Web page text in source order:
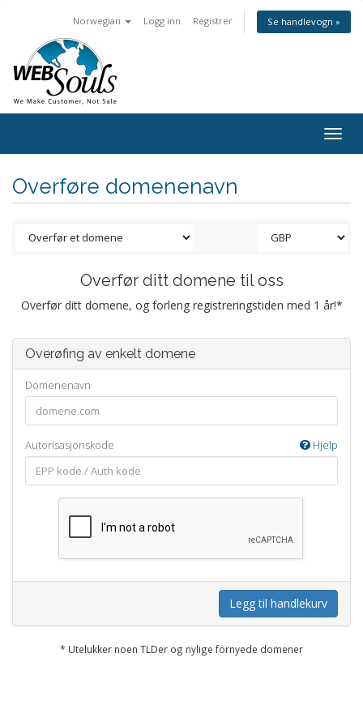
Norwegian Logg inn Registrer Se handlevogn »
Overføre domenenavn
Overfør ditt domene til oss
Overfør ditt domene, og forleng registreringstiden med 1 år!*
Overøfing av enkelt domene
Domenenavn
Autorisasjonskode Hjelp
Legg til handlekurv
* Utelukker noen TLDer og nylige fornyede domener